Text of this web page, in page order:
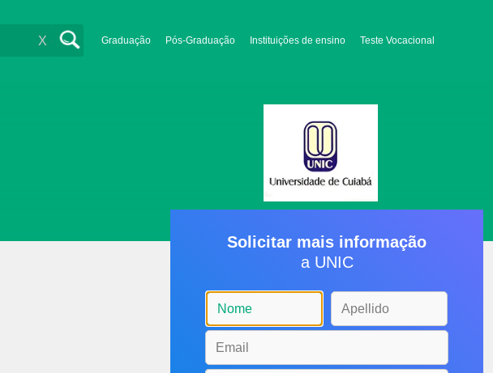
Graduação Pós-Graduação Instituições de ensino Teste Vocacional
X
Solicitar mais informação
a UNIC